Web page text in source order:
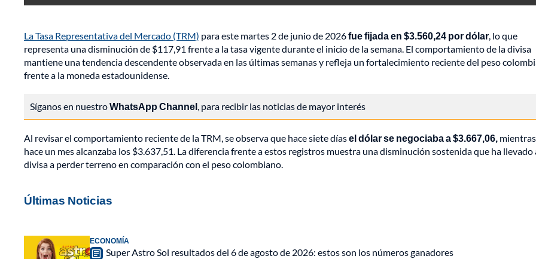
La Tasa Representativa del Mercado (TRM) para este martes 2 de junio de 2026fue fijada en $3.560,24 por dólar, lo que
representa una disminución de $117,91 frente a la tasa vigente durante el inicio de la semana. El comportamiento de la divisa
mantiene una tendencia descendente observada en las últimas semanas y refleja un fortalecimiento reciente del peso
frente a la moneda estadounidense.
Síganos en nuestroWhatsApp Channel, para recibir las noticias de mayor interés
Al revisar el comportamiento reciente de la TRM, se observa que hace siete díasel dólar se negociaba a $3.667,06,
hace un mes alcanzaba los $3.637,51. La diferencia frente a estos registros muestra una disminución sostenida que ha llevado
divisa a perder terreno en comparación con el peso colombiano.
Últimas Noticias
ECONOMÍA
Super Astro Sol resultados del 6 de agosto de 2026: estos son los números ganadores